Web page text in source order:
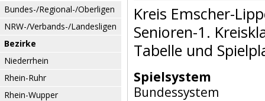
Bundes-/Regional-/Oberligen
NRW-/Verbands-/Landesligen
Bezirke
Niederrhein
Rhein-Ruhr
Rhein-Wupper
Kreis Emscher-
Senioren-1.
Tabelle und
Spielsystem
Bundessystem